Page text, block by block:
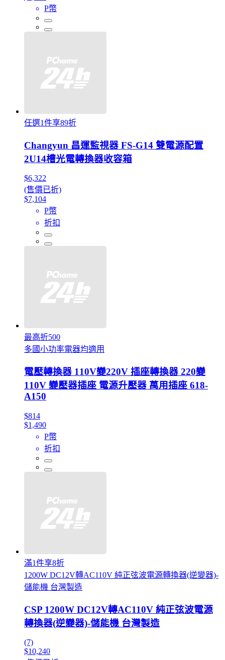
P幣
任選1件享89折
Changyun 昌運監視器 FS-G14 雙電源配置
2U14槽光電轉換器收容箱
$6,322
(售價已折)
$7,104
P幣
折扣
最高折500
多國小功率電器均適用
電壓轉換器 110V變220V 插座轉換器 220變
110V 變壓器插座 電源升壓器 萬用插座 618-
A150
$814
$1,490
P幣
折扣
滿1件享8折
1200W DC12V轉AC110V 純正弦波電源轉換器(逆變器)-
儲能機 台灣製造
CSP 1200W DC12V轉AC110V 純正弦波電源
轉換器(逆變器)-儲能機 台灣製造
(7)
$10,240